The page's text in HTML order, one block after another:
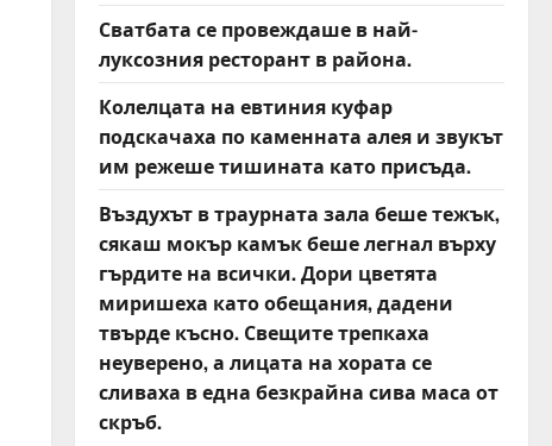
Сватбата се провеждаше в най-
луксозния ресторант в района.
Колелцата на евтиния куфар
подскачаха по каменната алея и звукът
им режеше тишината като присъда.
Въздухът в траурната зала беше тежък,
сякаш мокър камък беше легнал върху
гърдите на всички. Дори цветята
миришеха като обещания, дадени
твърде късно. Свещите трепкаха
неуверено, а лицата на хората се
сливаха в една безкрайна сива маса от
скръб.